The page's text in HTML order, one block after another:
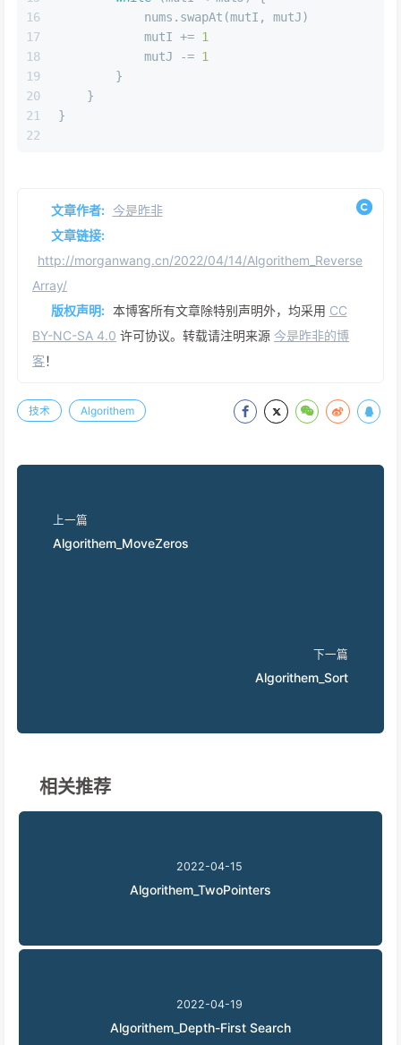
16
17
18
19
20
21
22
            nums.swapAt(mutI, mutJ)
            mutI
+= 1
            mutJ
-= 1
        }
    }
}
文章作者: 今是昨非
文章链接:
http://morganwang.cn/2022/04/14/Algorithem_Reverse
Array/
版权声明: 本博客所有文章除特别声明外，均采用 CC
BY-NC-SA 4.0 许可协议。转载请注明来源 今是昨非的博
客！
技术 Algorithem
上一篇
Algorithem_MoveZeros
下一篇
Algorithem_Sort
相关推荐
2022-04-15
Algorithem_TwoPointers
2022-04-19
Algorithem_Depth-First Search